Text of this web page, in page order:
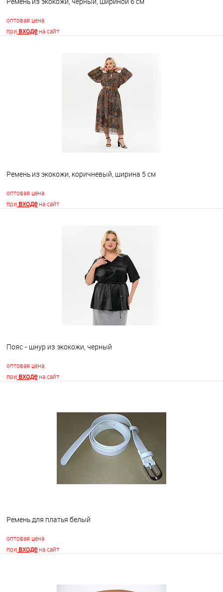
оптовая цена
при входена сайт
В корзину
Ремень из экокожи, коричневый, ширина 5 см
оптовая цена
при входена сайт
В корзину
Пояс - шнур из экокожи, черный
оптовая цена
при входена сайт
Недоступно
Ремень для платья белый
оптовая цена
при входена сайт